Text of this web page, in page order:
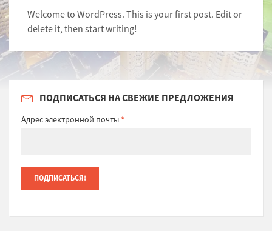
Welcome to WordPress. This is your first post. Edit or
delete it, then start writing!
ПОДПИСАТЬСЯ НА СВЕЖИЕ ПРЕДЛОЖЕНИЯ
Адрес электронной почты*